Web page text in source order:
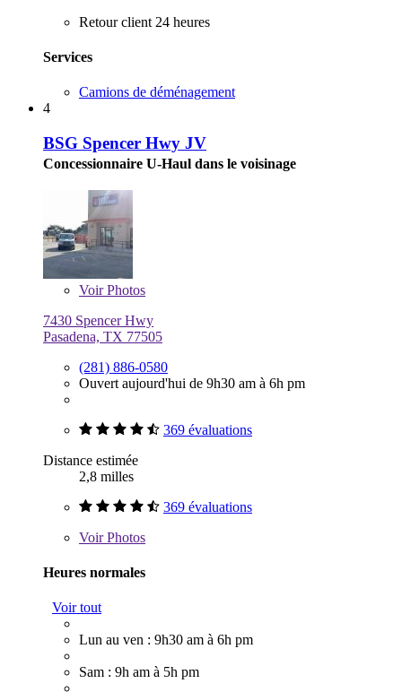
Retour client 24 heures
Services
Camions de déménagement
4
BSG Spencer Hwy JV
Concessionnaire U-Haul dans le voisinage
VoirPhotos
7430 Spencer Hwy
Pasadena, TX 77505
(281) 886-0580
Ouvert aujourd'hui de 9h30 am à 6h pm
369 évaluations
Distance estimée
2,8 milles
369 évaluations
VoirPhotos
Heures normales
Voir tout
Lun au ven : 9h30 am à 6h pm
Sam : 9h am à 5h pm